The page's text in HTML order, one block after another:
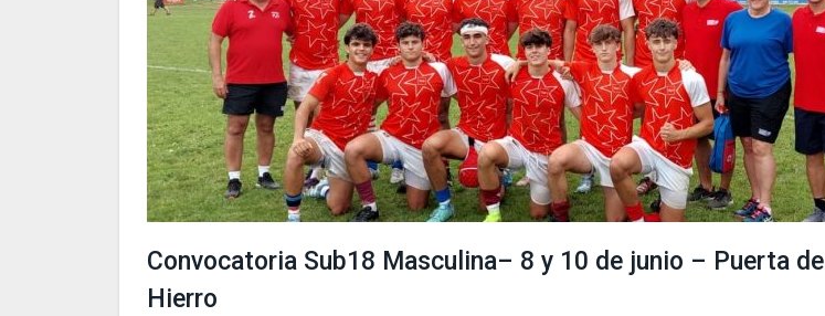
Convocatoria Sub18 Masculina– 8 y 10 de junio – Puerta de
Hierro